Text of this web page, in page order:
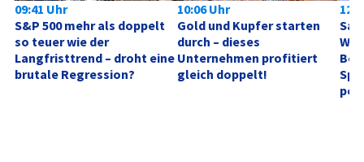
09:41 Uhr
S&P 500 mehr als doppelt
so teuer wie der
Langfristtrend – droht eine
brutale Regression?
10:06 Uhr
Gold und Kupfer starten
durch – dieses
Unternehmen profitiert
gleich doppelt!